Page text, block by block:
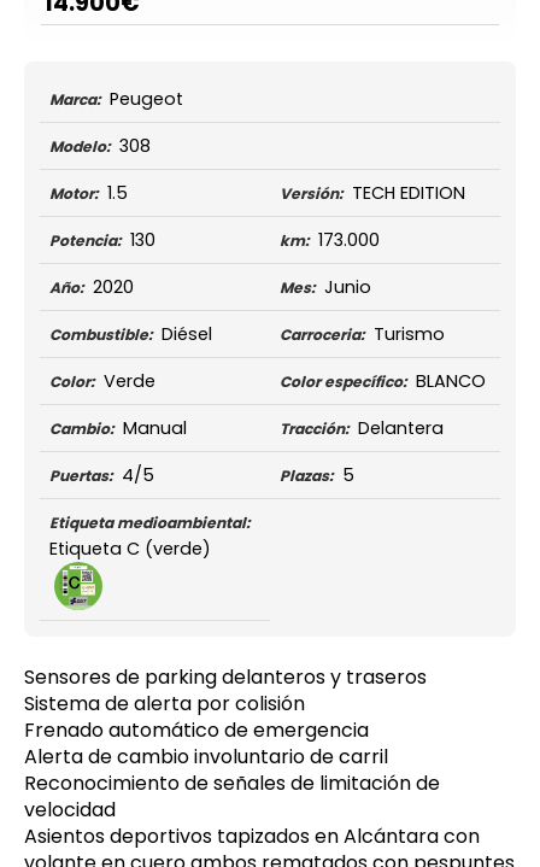
Marca: Peugeot
Modelo: 308
Motor: 1.5 Versión: TECH EDITION
Potencia: 130 km: 173.000
Año: 2020 Mes: Junio
Combustible: Diésel Carroceria: Turismo
Color: Verde Color específico: BLANCO
Cambio: Manual Tracción: Delantera
Puertas: 4/5 Plazas: 5
Etiqueta medioambiental:
Etiqueta C (verde)
Sensores de parking delanteros y traseros
Sistema de alerta por colisión
Frenado automático de emergencia
Alerta de cambio involuntario de carril
Reconocimiento de señales de limitación de
velocidad
Asientos deportivos tapizados en Alcántara con